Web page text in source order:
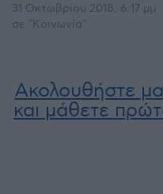
31 Οκτωβρίου 2018, 6:17 μμ
σε "Κοινωνία"
Ακολουθήστε
και μάθετε